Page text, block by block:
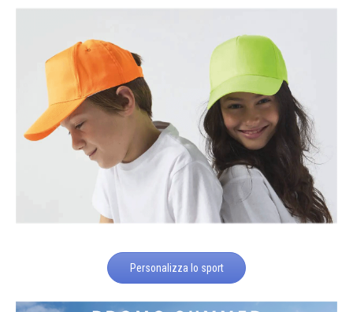
Personalizza lo sport